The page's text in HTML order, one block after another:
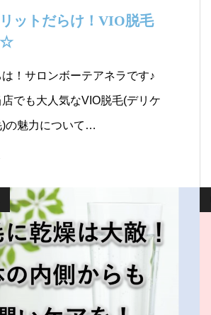
ットだらけ！VIO脱毛
は！サロンボーテアネラです♪
でも大人気なVIO脱毛(デリケ
)の魅力について…